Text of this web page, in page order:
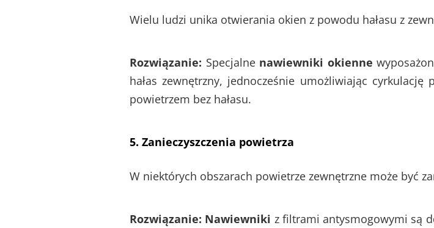
Wielu ludzi unika otwierania okien z powodu hałasu z
Rozwiązanie: Specjalne nawiewniki okienne
hałas zewnętrzny, jednocześnie umożliwiając
powietrzem bez hałasu.
5. Zanieczyszczenia powietrza
W niektórych obszarach powietrze zewnętrzne może być
Rozwiązanie: Nawiewniki z filtrami antysmogowymi są